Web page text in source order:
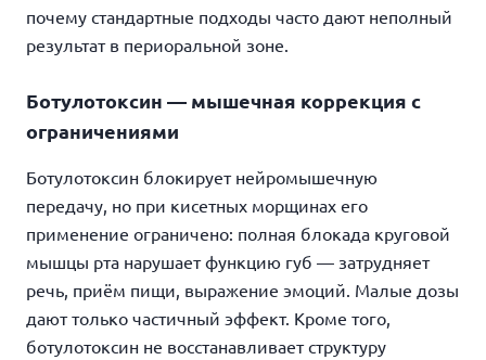
почему стандартные подходы часто дают неполный
результат в периоральной зоне.
Ботулотоксин — мышечная коррекция с
ограничениями
Ботулотоксин блокирует нейромышечную
передачу, но при кисетных морщинах его
применение ограничено: полная блокада круговой
мышцы рта нарушает функцию губ — затрудняет
речь, приём пищи, выражение эмоций. Малые дозы
дают только частичный эффект. Кроме того,
ботулотоксин не восстанавливает структуру